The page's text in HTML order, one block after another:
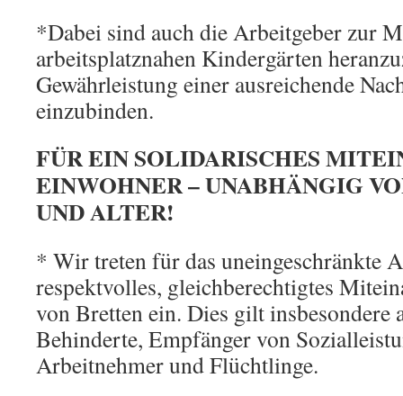
*Dabei sind auch die Arbeitgeber zur
arbeitsplatznahen Kindergärten
Gewährleistung einer ausreichende
einzubinden.
FÜR EIN SOLIDARISCHES
EINWOHNER – UNABHÄNGIG
UND ALTER!
* Wir treten für das uneingeschränkte
respektvolles, gleichberechtigtes
von Bretten ein. Dies gilt insbesondere
Behinderte, Empfänger von
Arbeitnehmer und Flüchtlinge.